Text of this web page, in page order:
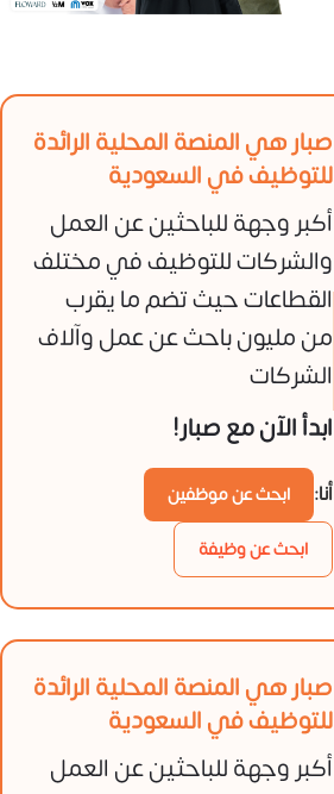
صبار هي المنصة المحلية الرائدة
للتوظيف في السعودية
أكبر وجهة للباحثين عن العمل
والشركات للتوظيف في مختلف
القطاعات حيث تضم ما يقرب
من مليون باحث عن عمل وآلاف
الشركات
ابدأ الآن مع صبار!
أنا:
ابحث عن موظفين
ابحث عن وظيفة
صبار هي المنصة المحلية الرائدة
للتوظيف في السعودية
أكبر وجهة للباحثين عن العمل